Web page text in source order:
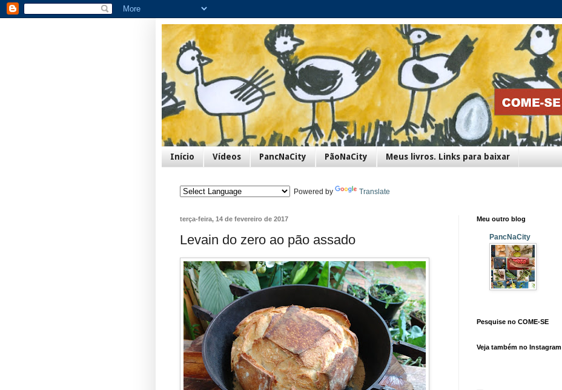
Início Vídeos PancNaCity PãoNaCity Meus livros. Links para baixar
Powered by Translate
terça-feira, 14 de fevereiro de 2017
Levain do zero ao pão assado
Meu outro blog
PancNaCity
Pesquise no COME-SE
Veja também no Instagram